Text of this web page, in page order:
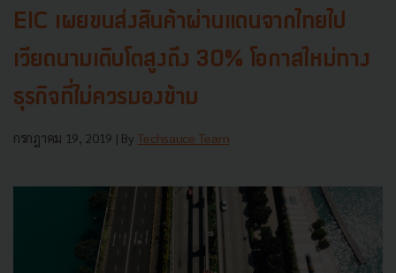
EIC เผยขนส่งสินค้าผ่านแดนจากไทยไป
เวียดนามเติบโตสูงถึง 30% โอกาสใหม่ทาง
ธุรกิจที่ไม่ควรมองข้าม
กรกฎาคม 19, 2019 | By Techsauce Team